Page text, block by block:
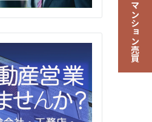
マンション売買